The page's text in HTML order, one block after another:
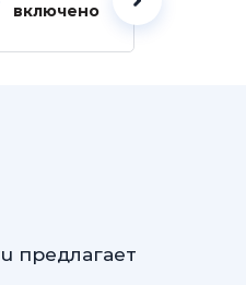
включено
предлагает